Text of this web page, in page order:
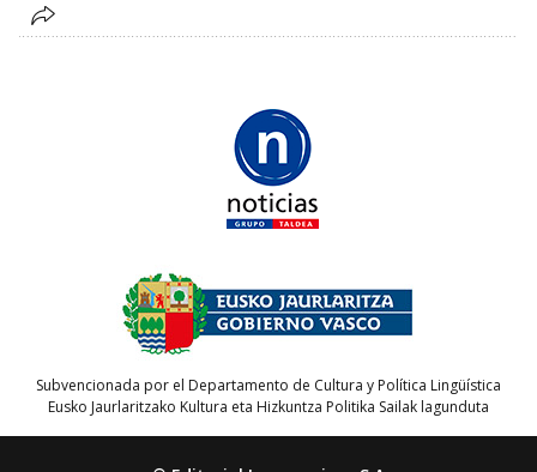
Subvencionada por el Departamento de Cultura y Política Lingüística
Eusko Jaurlaritzako Kultura eta Hizkuntza Politika Sailak lagunduta